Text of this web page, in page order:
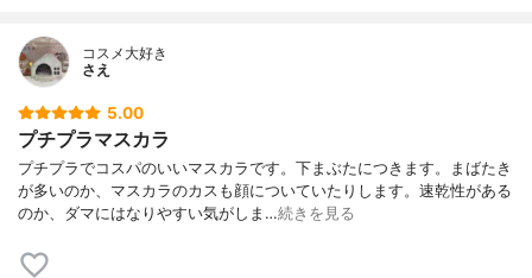
コスメ大好き
さえ
5.00
プチプラマスカラ
プチプラでコスパのいいマスカラです。下まぶたにつきます。まばたき
が多いのか、マスカラのカスも顔についていたりします。速乾性がある
のか、ダマにはなりやすい気がしま…続きを見る